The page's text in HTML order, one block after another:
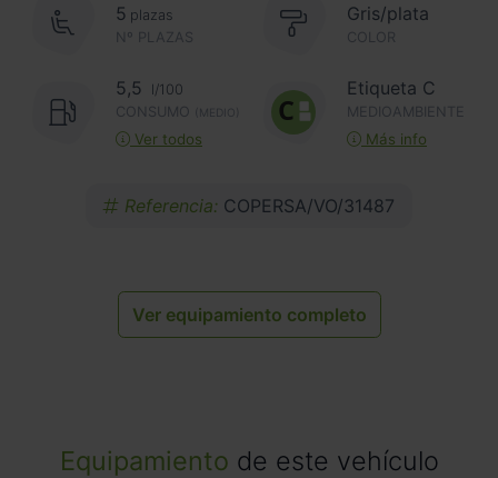
Nº PLAZAS
5 plazas Gris/plata
COLOR
5,5
l/100
CONSUMO
(MEDIO)
Ver todos
Etiqueta C
MEDIOAMBIENTE
Más info
Referencia: COPERSA/VO/31487
Ver equipamiento completo
Equipamiento de este vehículo